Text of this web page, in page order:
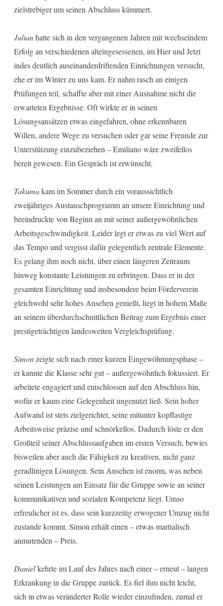
zielstrebiger um seinen Abschluss kümmert.
Julianhatte sich in den vergangenen Jahren mit wechselndem
Erfolg an verschiedenen alteingesessenen, im Hier und Jetzt
indes deutlich auseinanderdriftenden Einrichtungen versucht,
ehe er im Winter zu uns kam. Er nahm rasch an einigen
Prüfungen teil, schaffte aber mit einer Ausnahme nicht die
erwarteten Ergebnisse. Oft wirkte er in seinen
Lösungsansätzen etwas eingefahren, ohne erkennbaren
Willen, andere Wege zu versuchen oder gar seine Freunde zur
Unterstützung einzubeziehen – Emiliano wäre zweifellos
bereit gewesen. Ein Gespräch ist erwünscht.
Takumakam im Sommer durch ein voraussichtlich
zweijähriges Austauschprogramm an unsere Einrichtung und
beeindruckte von Beginn an mit seiner außergewöhnlichen
Arbeitsgeschwindigkeit. Leider legt er etwas zu viel Wert auf
das Tempo und vergisst dafür gelegentlich zentrale Elemente.
Es gelang ihm noch nicht, über einen längeren Zeitraum
hinweg konstante Leistungen zu erbringen. Dass er in der
gesamten Einrichtung und insbesondere beim Förderverein
gleichwohl sehr hohes Ansehen genießt, liegt in hohem Maße
an seinem überdurchschnittlichen Beitrag zum Ergebnis einer
prestigeträchtigen landesweiten Vergleichsprüfung.
Simonzeigte sich nach einer kurzen Eingewöhnungsphase –
er kannte die Klasse sehr gut – außergewöhnlich fokussiert. Er
arbeitete engagiert und entschlossen auf den Abschluss hin,
wofür er kaum eine Gelegenheit ungenutzt ließ. Sein hoher
Aufwand ist stets zielgerichtet, seine mitunter kopflastige
Arbeitsweise präzise und schnörkellos. Dadurch löste er den
Großteil seiner Abschlussaufgaben im ersten Versuch, bewies
bisweilen aber auch die Fähigkeit zu kreativen, nicht ganz
geradlinigen Lösungen. Sein Ansehen ist enorm, was neben
seinen Leistungen am Einsatz für die Gruppe sowie an seiner
kommunikativen und sozialen Kompetenz liegt. Umso
erfreulicher ist es, dass sein kurzzeitig erwogener Umzug nicht
zustande kommt. Simon erhält einen – etwas martialisch
anmutenden – Preis.
Danielkehrte im Lauf des Jahres nach einer – erneut – langen
Erkrankung in die Gruppe zurück. Es fiel ihm nicht leicht,
sich in etwas veränderter Rolle wieder einzufinden, zumal er